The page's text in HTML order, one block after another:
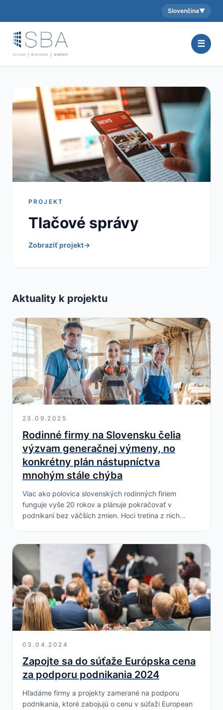
Aktuálny jazyk:
Slovenčina▼
☰
PROJEKT
Tlačové správy
Zobraziť projekt→
Aktuality k projektu
23.09.2025
Rodinné firmy na Slovensku čelia
výzvam generačnej výmeny, no
konkrétny plán nástupníctva
mnohým stále chýba
Viac ako polovica slovenských rodinných firiem
funguje vyše 20 rokov a plánuje pokračovať v
podnikaní bez väčších zmien. Hoci tretina z nich
03.04.2024
Zapojte sa do súťaže Európska cena
za podporu podnikania 2024
Hľadáme firmy a projekty zamerané na podporu
podnikania, ktoré zabojujú o cenu v súťaži European